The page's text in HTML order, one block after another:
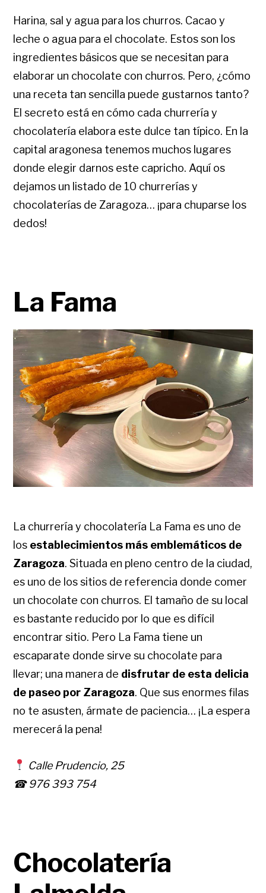
Harina, sal y agua para los churros. Cacao y
leche o agua para el chocolate. Estos son los
ingredientes básicos que se necesitan para
elaborar un chocolate con churros. Pero, ¿cómo
una receta tan sencilla puede gustarnos tanto?
El secreto está en cómo cada churrería y
chocolatería elabora este dulce tan típico. En la
capital aragonesa tenemos muchos lugares
donde elegir darnos este capricho. Aquí os
dejamos un listado de 10 churrerías y
chocolaterías de Zaragoza… ¡para chuparse los
dedos!
La Fama
La churrería y chocolatería La Fama es uno de
los establecimientos más emblemáticos de
Zaragoza. Situada en pleno centro de la ciudad,
es uno de los sitios de referencia donde comer
un chocolate con churros. El tamaño de su local
es bastante reducido por lo que es difícil
encontrar sitio. Pero La Fama tiene un
escaparate donde sirve su chocolate para
llevar; una manera de disfrutar de esta delicia
de paseo por Zaragoza. Que sus enormes filas
no te asusten, ármate de paciencia… ¡La espera
merecerá la pena!
Calle Prudencio, 25
☎ 976 393 754
Chocolatería